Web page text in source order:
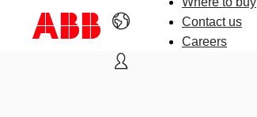
Contact us
Careers